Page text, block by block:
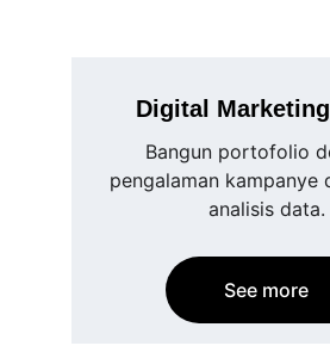
Digital
Bangun portofolio
pengalaman kampanye
analisis data.
See more